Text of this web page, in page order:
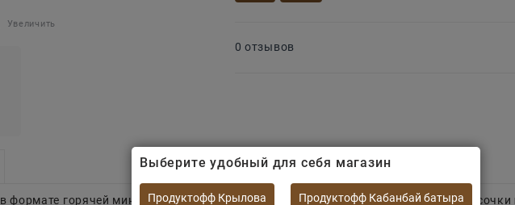
Увеличить
0 отзывов
в формате горячей мини-пиццы! На мягкой основе —сливочный соус "Цезарь", кусочки
Выберите удобный для себя магазин
Продуктофф Крылова Продуктофф Кабанбай батыра